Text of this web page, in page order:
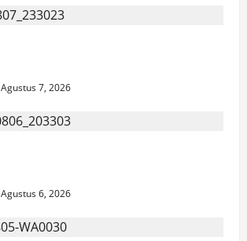
Agustus 7, 2026
Agustus 6, 2026